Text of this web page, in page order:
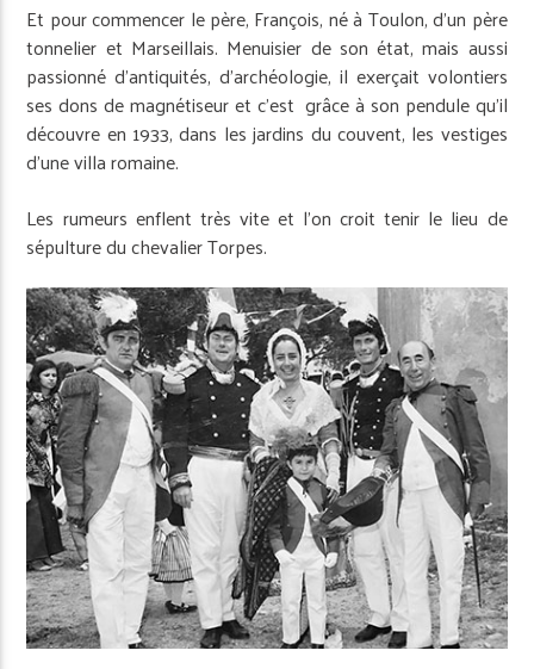
Et pour commencer le père, François, né à Toulon, d’un père
tonnelier et Marseillais. Menuisier de son état, mais aussi
passionné d’antiquités, d’archéologie, il exerçait volontiers
ses dons de magnétiseur et c’est grâce à son pendule qu’il
découvre en 1933, dans les jardins du couvent, les vestiges
d’une villa romaine.
Les rumeurs enflent très vite et l’on croit tenir le lieu de
sépulture du chevalier Torpes.